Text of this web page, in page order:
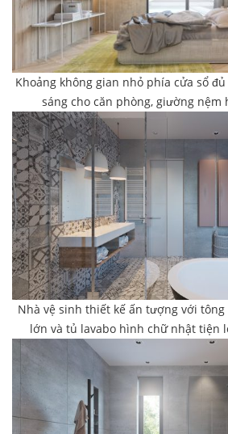
Khoảng không gian nhỏ phía cửa sổ
sáng cho căn phòng, giường nệm
Nhà vệ sinh thiết kế ấn tượng với
lớn và tủ lavabo hình chữ nhật tiện